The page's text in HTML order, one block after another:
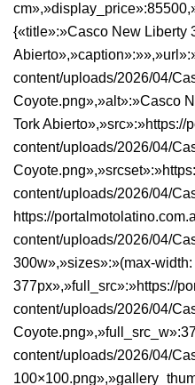
{«title»:»Casco New Liberty
content/uploads/2026/04/
Coyote.png»,»alt»:»Casco
Tork Abierto»,»src»:»https://
content/uploads/2026/04/
content/uploads/2026/04/
https://
content/uploads/2026/04/
300w»,»sizes»:»(max-
377px»,»full_src»:»https://
content/uploads/2026/04/
content/uploads/2026/04/